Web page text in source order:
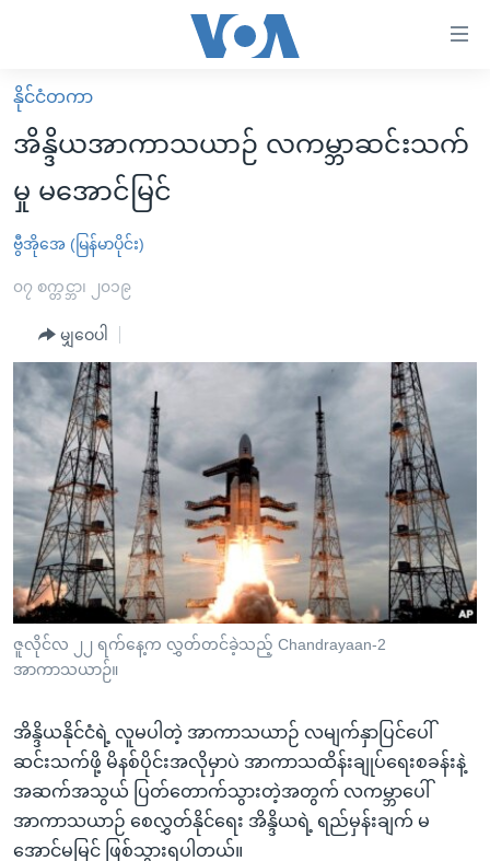
လွယ်ကူ
စေ
သည့်
Link
များ
ပင်မ
ကျော်
ကြည့်
ရန်
အ
ညွန်း
စာမျက်နှာ
သို့
ကျော်
ကြည့်
ရန်
ရန်
နေရာ
သို့
ကျော်
ရန်
မူလစာမျက်နှာ
မြန်မာ
ကမ္ဘာ့သတင်းများ
နိုင်ငံတကာ
အစ္စရေး-ပါလက်စတိုင်း
ဗွီဒီယို
အင်္ဂလိပ်စာလေ့လာမယ်
အမေရိကန်သုံးအီဒီယံ
မကြေးမုံရဲ့ အင်္ဂလိပ်စာ
ရုပ်ရှင်ထဲက အင်္ဂလိပ်စာ
သုတပဒေသာ အင်္ဂလိပ်စာ
အပတ်စဉ်ကဏ္ဍများ
ရေဒီယို
တီဗွီ
ရေဒီယိုနှင့်ရုပ်သံ အချက်အလက်များ
ရေဒီယို/တီဗွီအစီအစဉ်
Learning English
ဗွီအိုအေ လူမှုကွန်ယက်များ
နိုင်ငံတကာ
အိန္ဒိယအာကာသယာဉ် လကမ္ဘာဆင်းသက်
မှု မအောင်မြင်
ဗွီအိုအေ (မြန်မာပိုင်း)
၀၇ စက္တင္ဘာ၊ ၂၀၁၉
မျှဝေပါ
ဇူလိုင်လ ၂၂ ရက်နေ့က လွှတ်တင်ခဲ့သည့် Chandrayaan-2
အာကာသယာဉ်။
အိန္ဒိယနိုင်ငံရဲ့ လူမပါတဲ့ အာကာသယာဉ် လမျက်နှာပြင်ပေါ်
ဆင်းသက်ဖို့ မိနစ်ပိုင်းအလိုမှာပဲ အာကာသထိန်းချုပ်ရေးစခန်းနဲ့
အဆက်အသွယ် ပြတ်တောက်သွားတဲ့အတွက် လကမ္ဘာပေါ်
အာကာသယာဉ် စေလွှတ်နိုင်ရေး အိန္ဒိယရဲ့ ရည်မှန်းချက် မ
အောင်မမြင် ဖြစ်သွားရပါတယ်။